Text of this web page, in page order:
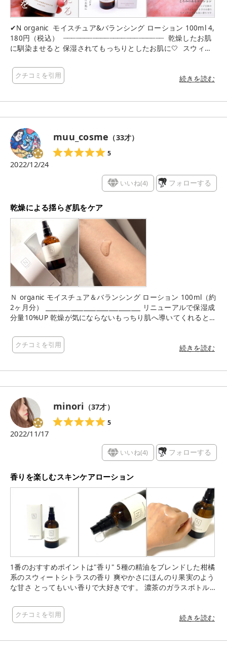
✔N organic ⁡ モイスチュア&バランシング ローション 100ml 4,
180円（税込） ⁡ ┈┈┈┈┈┈┈┈┈┈┈┈┈┈┈┈┈┈┈┈┈┈┈┈ ⁡ 乾燥したお肌
に馴染ませると 保湿されてもっちりとしたお肌に🤍 ⁡ スウィー
の時間を🍊 ⁡ ⁡ «お肌本来の美しさ【肌幹】を守り整える» ⁡ どんな
環境にもブレない肌幹をつくり 素肌から綺麗になろう！ ⁡ その
燥が気にならない！ 使った直後からしっかり保湿されて もっち
クチコミを引用 続きを読む
muu_cosme （33才）
5
2022/12/24
いいね(4) フォローする
乾燥による揺らぎ肌をケア
Ｎ organic モイスチュア＆バランシング ローション 100ml（約
2ヶ月分） ______________________________ リニューアルで保湿成
分量10%UP 乾燥が気にならないもっちり肌へ導いてくれるとろ
も効くみたい！ 100%精油のエッセンシャルオイルをブレンド
した、柑橘系の癒される香り。 プッシュ式で忙しい朝も素早く
で、化粧水としての保湿力も問題なし。 シンプルでおしゃれか
キャンペーン #Nオーガニック #Norganic #オーガニックコス
メ #オーガニックスキンケア #スキンケア #ナチュラルコスメ
#コスメ #コスメ好きさんと繋がりたい
クチコミを引用 続きを読む
minori （37才）
5
2022/11/17
いいね(4) フォローする
香りを楽しむスキンケアローション
1番のおすすめポイントは"香り" 5種の精油をブレンドした柑橘
系のスウィートシトラスの香り 爽やかさにほんのり果実のよう
な甘さ とってもいい香りで大好きです。 濃茶のガラスボトルで
ることで香りがより楽しめるそう わずかなとろみ感のあるテク
スチャー 保湿成分や油分を増やしてとろみリッチに仕上げなが
しむ深呼吸とともに、スーッとお肌になじんでいくのが気持ち
クチコミを引用 続きを読む